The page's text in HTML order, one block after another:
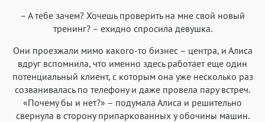
– А тебе зачем? Хочешь проверить на мне свой новый
тренинг? – ехидно спросила девушка.
Они проезжали мимо какого-то бизнес – центра, и Алиса
вдруг вспомнила, что именно здесь работает еще один
потенциальный клиент, с которым она уже несколько раз
созванивалась по телефону и даже провела пару встреч.
«Почему бы и нет?» – подумала Алиса и решительно
свернула в сторону припаркованных у обочины машин.